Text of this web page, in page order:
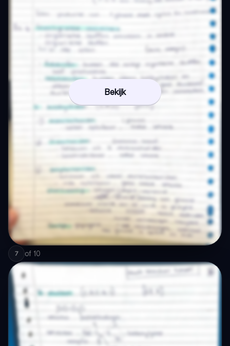
Bekijk
7 of 10